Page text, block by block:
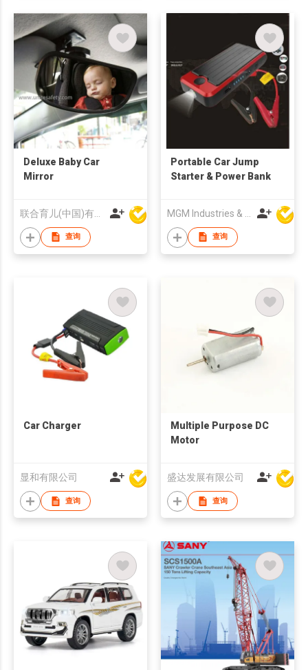
Deluxe Baby Car
Mirror
查询
Portable Car Jump
Starter & Power Bank
查询
Car Charger
显和有限公司
查询
Multiple Purpose DC
Motor
盛达发展有限公司
查询